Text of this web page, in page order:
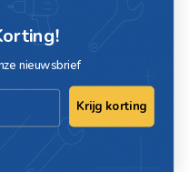
D10332
ook een review
nieuwsbrief
Krijg korting